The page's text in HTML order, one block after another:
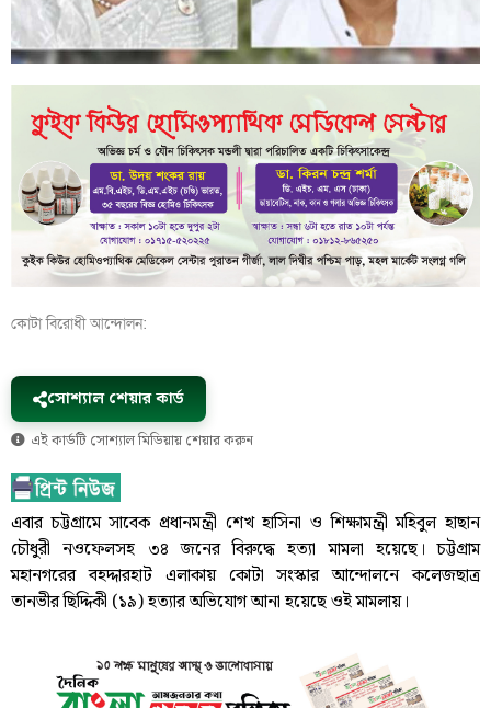
কোটা বিরোধী আন্দোলন:
সোশ্যাল শেয়ার কার্ড
এই কার্ডটি সোশ্যাল মিডিয়ায় শেয়ার করুন
এবার চট্টগ্রামে সাবেক প্রধানমন্ত্রী শেখ হাসিনা ও শিক্ষামন্ত্রী মহিবুল হাছান
চৌধুরী নওফেলসহ ৩৪ জনের বিরুদ্ধে হত্যা মামলা হয়েছে। চট্টগ্রাম
মহানগরের বহদ্দারহাট এলাকায় কোটা সংস্কার আন্দোলনে কলেজছাত্র
তানভীর ছিদ্দিকী (১৯) হত্যার অভিযোগ আনা হয়েছে ওই মামলায়।